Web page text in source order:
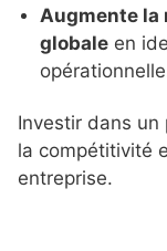
Augmente la
globale en
Investir dans un
la compétitivité
entreprise.